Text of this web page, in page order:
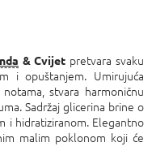
& Cvijet pretvara svaku
i opuštanjem. Umirujuća
stvara harmoničnu
Sadržaj glicerina brine o
i hidratiziranom. Elegantno
malim poklonom koji će